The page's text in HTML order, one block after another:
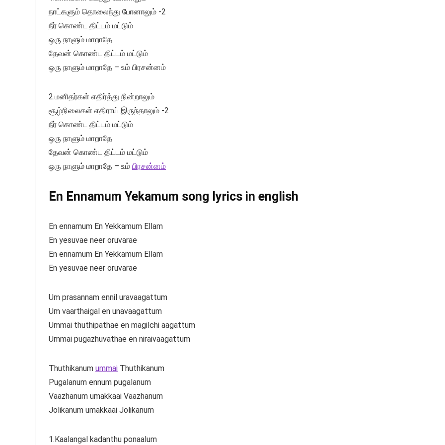
நாட்களும் தொலைந்து போனாலும் -2
நீர் கொண்ட திட்டம் மட்டும்
ஒரு நாளும் மாறாதே
தேவன் கொண்ட திட்டம் மட்டும்
ஒரு நாளும் மாறாதே – உம் பிரசன்னம்
2.மனிதர்கள் எதிர்த்து நின்றாலும்
சூழ்நிலைகள் எதிராய் இருந்தாலும் -2
நீர் கொண்ட திட்டம் மட்டும்
ஒரு நாளும் மாறாதே
தேவன் கொண்ட திட்டம் மட்டும்
ஒரு நாளும் மாறாதே – உம் பிரசன்னம்
En Ennamum Yekamum song lyrics in english
En ennamum En Yekkamum Ellam
En yesuvae neer oruvarae
En ennamum En Yekkamum Ellam
En yesuvae neer oruvarae
Um prasannam ennil uravaagattum
Um vaarthaigal en unavaagattum
Ummai thuthipathae en magilchi aagattum
Ummai pugazhuvathae en niraivaagattum
Thuthikanum ummai Thuthikanum
Pugalanum ennum pugalanum
Vaazhanum umakkaai Vaazhanum
Jolikanum umakkaai Jolikanum
1.Kaalangal kadanthu ponaalum